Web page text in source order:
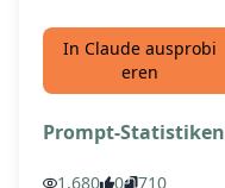
In Claude ausprobi
eren
Prompt-Statistiken
1,680 0 710